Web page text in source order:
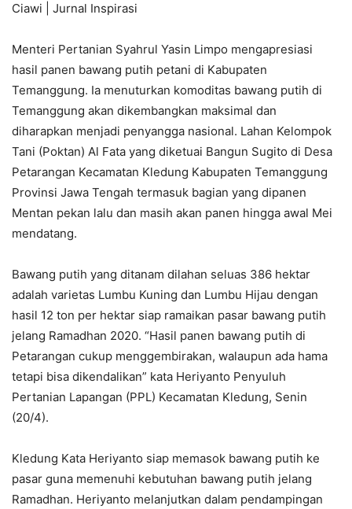
Ciawi | Jurnal Inspirasi
Menteri Pertanian Syahrul Yasin Limpo mengapresiasi
hasil panen bawang putih petani di Kabupaten
Temanggung. Ia menuturkan komoditas bawang putih di
Temanggung akan dikembangkan maksimal dan
diharapkan menjadi penyangga nasional. Lahan Kelompok
Tani (Poktan) Al Fata yang diketuai Bangun Sugito di Desa
Petarangan Kecamatan Kledung Kabupaten Temanggung
Provinsi Jawa Tengah termasuk bagian yang dipanen
Mentan pekan lalu dan masih akan panen hingga awal Mei
mendatang.
Bawang putih yang ditanam dilahan seluas 386 hektar
adalah varietas Lumbu Kuning dan Lumbu Hijau dengan
hasil 12 ton per hektar siap ramaikan pasar bawang putih
jelang Ramadhan 2020. “Hasil panen bawang putih di
Petarangan cukup menggembirakan, walaupun ada hama
tetapi bisa dikendalikan” kata Heriyanto Penyuluh
Pertanian Lapangan (PPL) Kecamatan Kledung, Senin
(20/4).
Kledung Kata Heriyanto siap memasok bawang putih ke
pasar guna memenuhi kebutuhan bawang putih jelang
Ramadhan. Heriyanto melanjutkan dalam pendampingan